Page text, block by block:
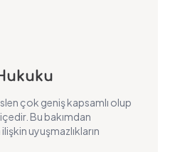
çok geniş kapsamlı olup
Bu bakımdan
uyuşmazlıkların